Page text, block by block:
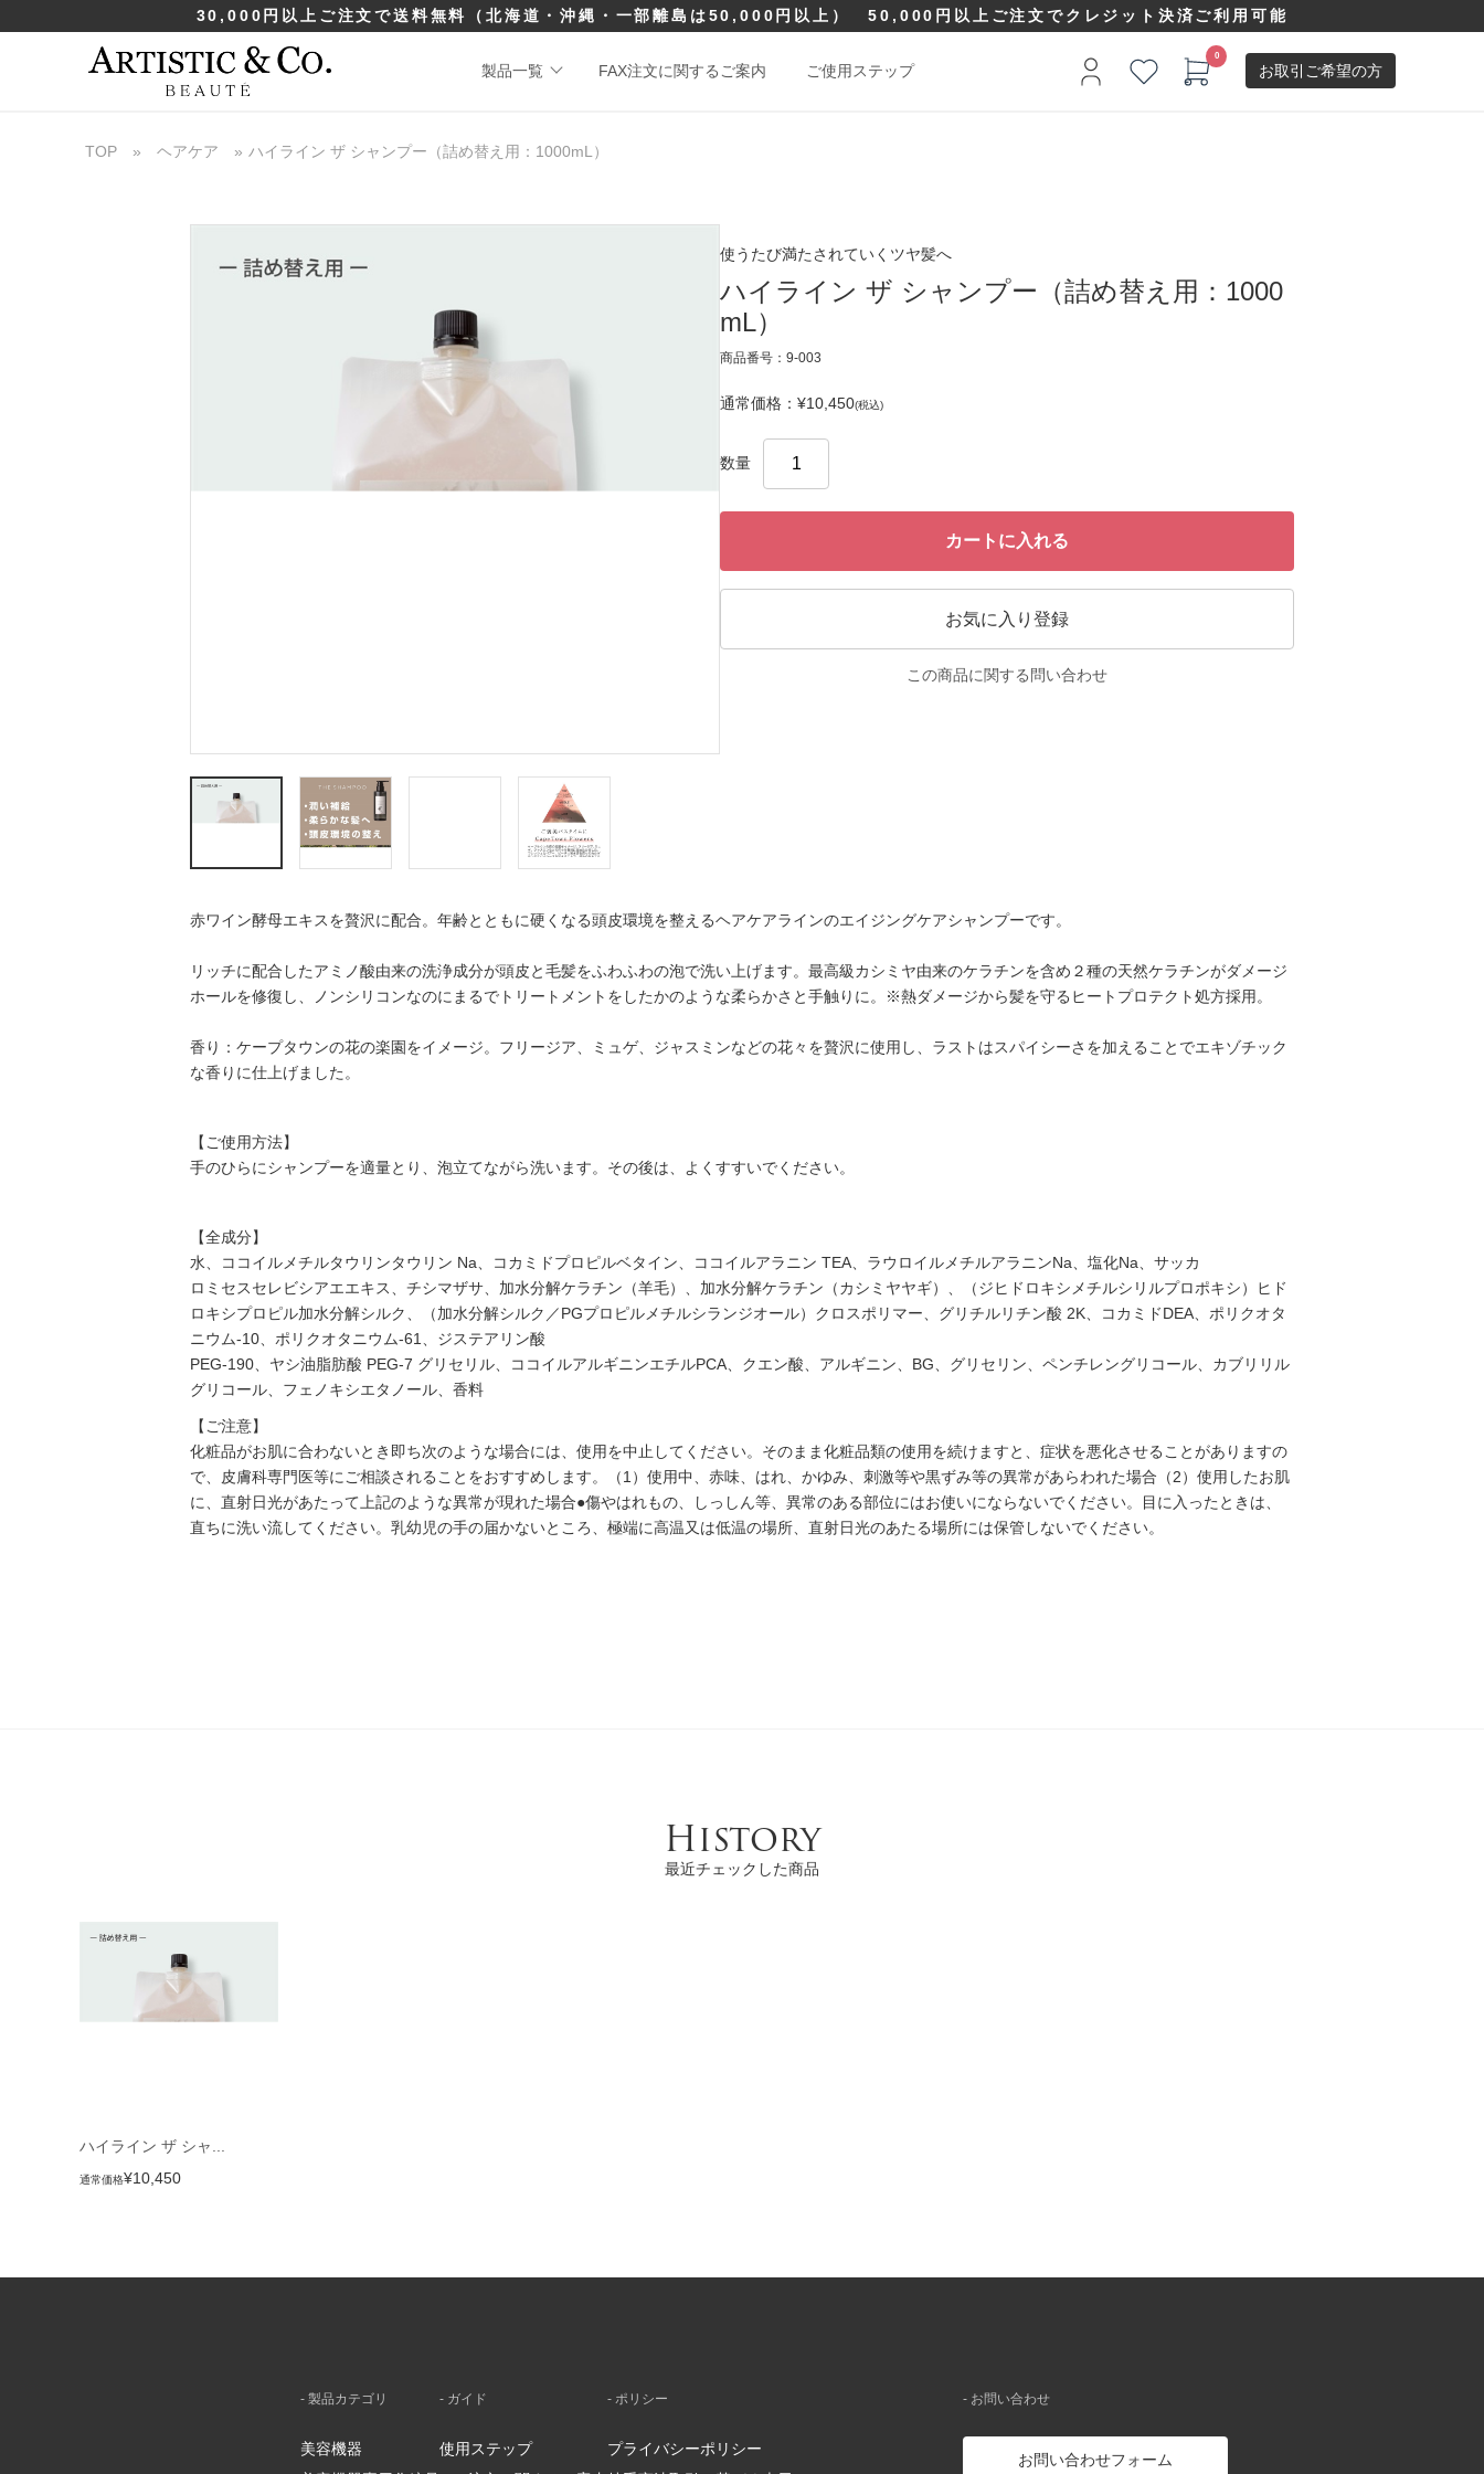
30,000円以上ご注文で送料無料 （北海道・沖縄・一部離島は50,000円以上） 50,000円以上ご注文でクレジット決済ご利用可能
製品一覧 FAX注文に関するご案内 ご使用ステップ お取引ご希望の方
TOP » ヘアケア » ハイライン ザ シャンプー（詰め替え用：1000mL）
使うたび満たされていくツヤ髪へ
ハイライン ザ シャンプー（詰め替え用：1000
mL）
商品番号：9-003
通常価格：¥10,450(税込)
数量
カートに入れる
お気に入り登録
この商品に関する問い合わせ
赤ワイン酵母エキスを贅沢に配合。年齢とともに硬くなる頭皮環境を整えるヘアケアラインのエイジングケアシャンプーです。
リッチに配合したアミノ酸由来の洗浄成分が頭皮と毛髪をふわふわの泡で洗い上げます。最高級カシミヤ由来のケラチンを含め２種の天然ケラチンがダメージ
ホールを修復し、ノンシリコンなのにまるでトリートメントをしたかのような柔らかさと手触りに。※熱ダメージから髪を守るヒートプロテクト処方採用。
香り：ケープタウンの花の楽園をイメージ。フリージア、ミュゲ、ジャスミンなどの花々を贅沢に使用し、ラストはスパイシーさを加えることでエキゾチック
な香りに仕上げました。
【ご使用方法】
手のひらにシャンプーを適量とり、泡立てながら洗います。その後は、よくすすいでください。
【全成分】
水、ココイルメチルタウリンタウリン Na、コカミドプロピルベタイン、ココイルアラニン TEA、ラウロイルメチルアラニンNa、塩化Na、サッカ
ロミセスセレビシアエエキス、チシマザサ、加水分解ケラチン（羊毛）、加水分解ケラチン（カシミヤヤギ）、（ジヒドロキシメチルシリルプロポキシ）ヒド
ロキシプロピル加水分解シルク、（加水分解シルク／PGプロピルメチルシランジオール）クロスポリマー、グリチルリチン酸 2K、コカミドDEA、ポリクオタ
ニウム-10、ポリクオタニウム-61、ジステアリン酸
PEG-190、ヤシ油脂肪酸 PEG-7 グリセリル、ココイルアルギニンエチルPCA、クエン酸、アルギニン、BG、グリセリン、ペンチレングリコール、カブリリル
グリコール、フェノキシエタノール、香料
【ご注意】
化粧品がお肌に合わないとき即ち次のような場合には、使用を中止してください。そのまま化粧品類の使用を続けますと、症状を悪化させることがありますの
で、皮膚科専門医等にご相談されることをおすすめします。（1）使用中、赤味、はれ、かゆみ、刺激等や黒ずみ等の異常があらわれた場合（2）使用したお肌
に、直射日光があたって上記のような異常が現れた場合●傷やはれもの、しっしん等、異常のある部位にはお使いにならないでください。目に入ったときは、
直ちに洗い流してください。乳幼児の手の届かないところ、極端に高温又は低温の場所、直射日光のあたる場所には保管しないでください。
History
最近チェックした商品
ハイライン ザ シャ...
通常価格¥10,450
- 製品カテゴリ
美容機器
- ガイド
使用ステップ
- ポリシー
プライバシーポリシー
- お問い合わせ
お問い合わせフォーム